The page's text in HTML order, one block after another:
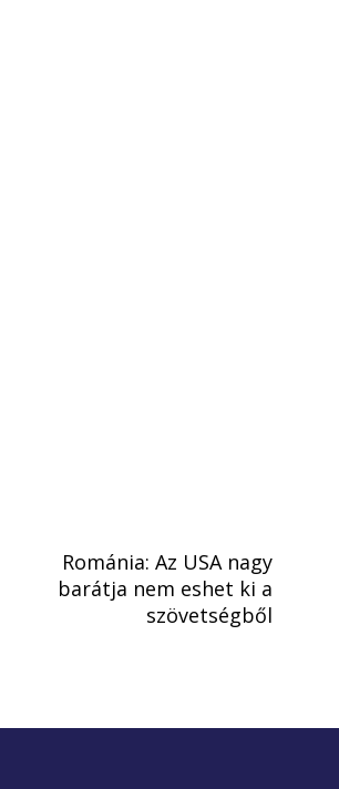
Románia: Az USA nagy
barátja nem eshet ki a
szövetségből